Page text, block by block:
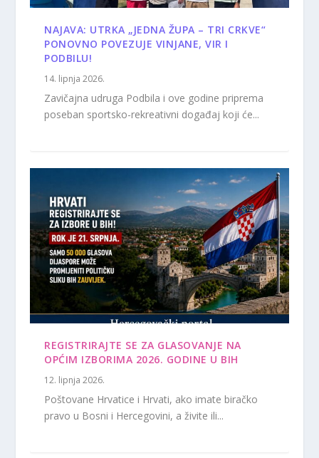
NAJAVA: UTRKA „JEDNA ŽUPA – TRI CRKVE“
PONOVNO POVEZUJE VINJANE, VIR I
PODBILU!
14. lipnja 2026.
Zavičajna udruga Podbila i ove godine priprema
poseban sportsko-rekreativni događaj koji će...
REGISTRIRAJTE SE ZA GLASOVANJE NA
OPĆIM IZBORIMA 2026. GODINE U BIH
12. lipnja 2026.
Poštovane Hrvatice i Hrvati, ako imate biračko
pravo u Bosni i Hercegovini, a živite ili...